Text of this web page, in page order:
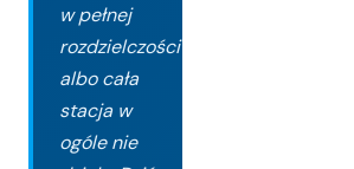
w pełnej
rozdzielczości
albo cała
stacja w
ogóle nie